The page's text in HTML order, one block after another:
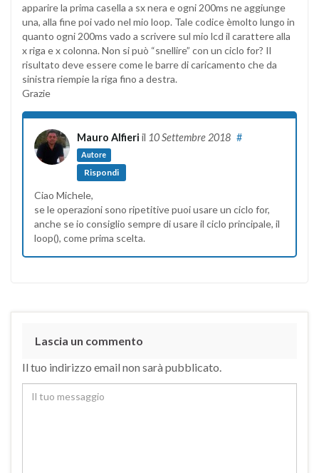
apparire la prima casella a sx nera e ogni 200ms ne aggiunge
una, alla fine poi vado nel mio loop. Tale codice èmolto lungo in
quanto ogni 200ms vado a scrivere sul mio lcd il carattere alla
x riga e x colonna. Non si può “snellire” con un ciclo for? Il
risultato deve essere come le barre di caricamento che da
sinistra riempie la riga fino a destra.
Grazie
Mauro Alfieri il 10 Settembre 2018
Autore
#
Rispondi
Ciao Michele,
se le operazioni sono ripetitive puoi usare un ciclo for,
anche se io consiglio sempre di usare il ciclo principale, il
loop(), come prima scelta.
Lascia un commento
Il tuo indirizzo email non sarà pubblicato.